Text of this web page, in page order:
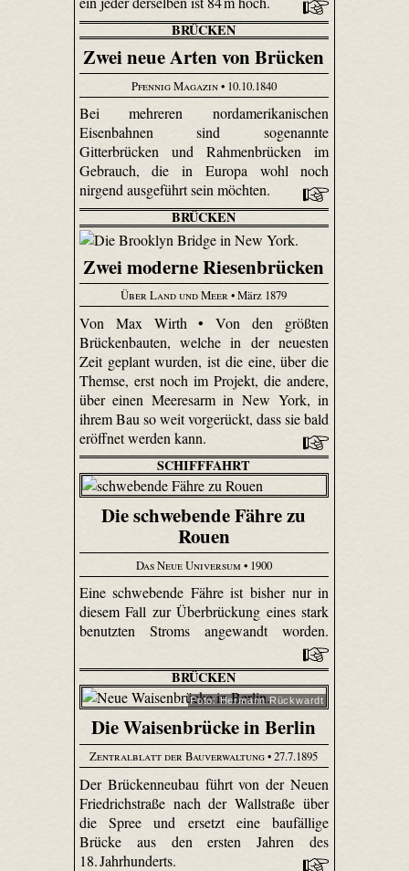
BRÜCKEN
Zwei neue Arten von Brücken
Pfennig Magazin• 10.10.1840
Bei mehreren nordamerikanischen
Eisenbahnen sind sogenannte
Gitterbrücken und Rahmenbrücken im
Gebrauch, die in Europa wohl noch
nirgend ausgeführt sein möchten.
BRÜCKEN
Zwei moderne Riesenbrücken
Über Land und Meer• März 1879
Von Max Wirth • Von den größten
Brückenbauten, welche in der neuesten
Zeit geplant wurden, ist die eine, über die
Themse, erst noch im Projekt, die andere,
über einen Meeresarm in New York, in
ihrem Bau so weit vorgerückt, dass sie bald
eröffnet werden kann.
SCHIFFFAHRT
Die schwebende Fähre zu
Rouen
Das Neue Universum • 1900
Eine schwebende Fähre ist bisher nur in
diesem Fall zur Überbrückung eines stark
benutzten Stroms angewandt worden.
BRÜCKEN
Foto: Hermann Rückwardt
Die Waisenbrücke in Berlin
Zentralblatt der Bauverwaltung• 27.7.1895
Der Brückenneubau führt von der Neuen
Friedrichstraße nach der Wallstraße über
die Spree und ersetzt eine baufällige
Brücke aus den ersten Jahren des
18. Jahrhunderts.